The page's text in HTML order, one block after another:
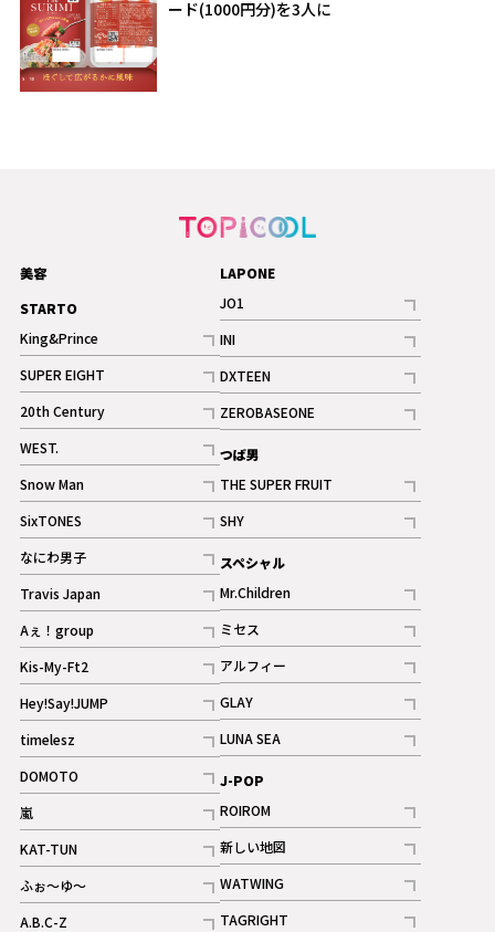
ード(1000円分)を3人に
美容
STARTO
King&Prince
記事
SUPER EIGHT
記事
20th Century
記事
WEST.
記事
Snow Man
記事
ギャラリー
SixTONES
記事
ギャラリー
なにわ男子
記事
Travis Japan
記事
Aぇ！group
記事
Kis-My-Ft2
記事
ギャラリー
Hey!Say!JUMP
記事
timelesz
記事
DOMOTO
記事
嵐
記事
KAT-TUN
記事
ふぉ～ゆ～
記事
A.B.C-Z
LAPONE
JO1
記事
INI
記事
ギャラリー
DXTEEN
記事
ギャラリー
ZEROBASEONE
記事
つば男
THE SUPER FRUIT
記事
SHY
記事
スペシャル
Mr.Children
記事
ミセス
記事
アルフィー
記事
GLAY
記事
LUNA SEA
記事
J-POP
ROIROM
記事
新しい地図
記事
WATWING
記事
TAGRIGHT